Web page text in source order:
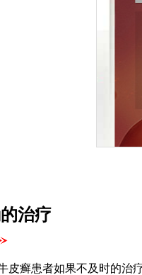
治疗
皮癣患者如果不及时的治